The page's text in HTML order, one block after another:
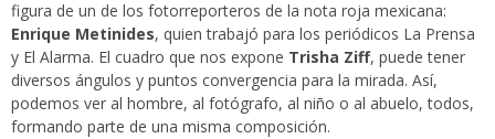
figura de un de los fotorreporteros de la nota roja mexicana:
Enrique Metinides, quien trabajó para los periódicos La Prensa
y El Alarma. El cuadro que nos expone Trisha Ziff, puede tener
diversos ángulos y puntos convergencia para la mirada. Así,
podemos ver al hombre, al fotógrafo, al niño o al abuelo, todos,
formando parte de una misma composición.